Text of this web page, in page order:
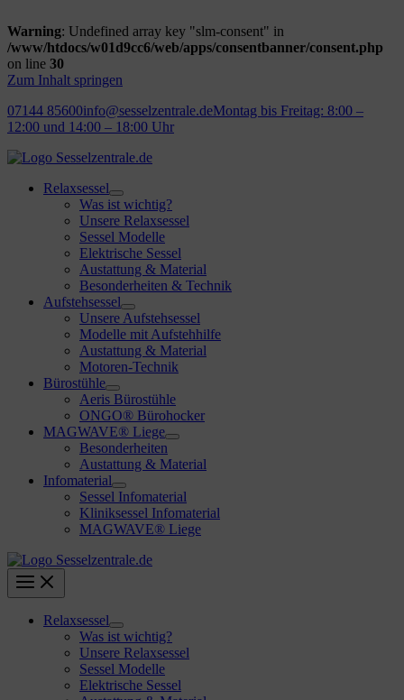
Warning: Undefined array key "slm-consent" in
/www/htdocs/w01d9cc6/web/apps/consentbanner/consent.php
on line 30
Zum Inhalt springen
07144 85600info@sesselzentrale.deMontag bis Freitag: 8:00 –
12:00 und 14:00 – 18:00 Uhr
Relaxsessel
Was ist wichtig?
Unsere Relaxsessel
Sessel Modelle
Elektrische Sessel
Austattung & Material
Besonderheiten & Technik
Aufstehsessel
Unsere Aufstehsessel
Modelle mit Aufstehhilfe
Austattung & Material
Motoren-Technik
Bürostühle
Aeris Bürostühle
ONGO® Bürohocker
MAGWAVE® Liege
Besonderheiten
Austattung & Material
Infomaterial
Sessel Infomaterial
Kliniksessel Infomaterial
MAGWAVE® Liege
Relaxsessel
Was ist wichtig?
Unsere Relaxsessel
Sessel Modelle
Elektrische Sessel